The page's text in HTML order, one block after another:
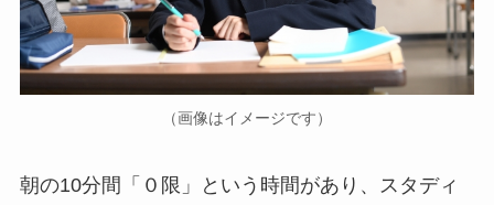
（画像はイメージです）
朝の10分間「０限」という時間があり、スタディ